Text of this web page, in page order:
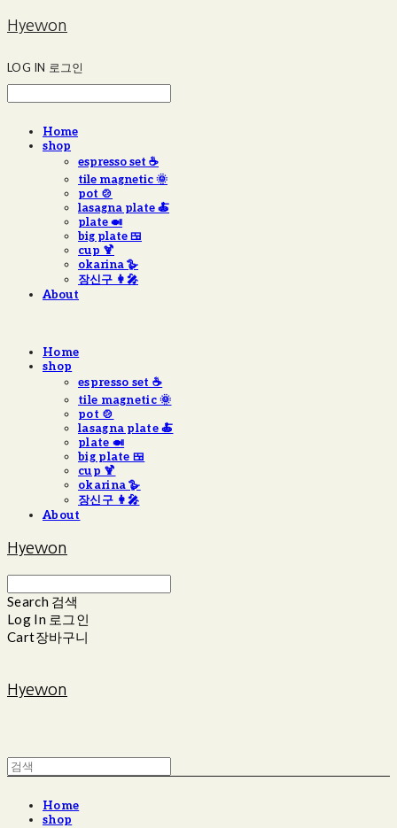
Hyewon
LOG IN 로그인
Home
shop
espresso set ☕️
tile magnetic 🌞
pot 🍲
lasagna plate 🍝
plate 🍛
big plate 🍱
cup 🍹
okarina 🪿
장신구 👩‍🎤
About
Home
shop
espresso set ☕️
tile magnetic 🌞
pot 🍲
lasagna plate 🍝
plate 🍛
big plate 🍱
cup 🍹
okarina 🪿
장신구 👩‍🎤
About
Hyewon
Search 검색
Log In 로그인
Cart장바구니
Hyewon
Home
shop